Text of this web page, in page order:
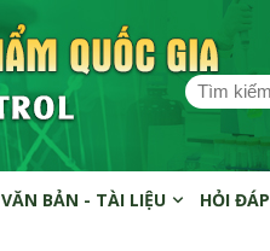
VĂN BẢN - TÀI LIỆU HỎI